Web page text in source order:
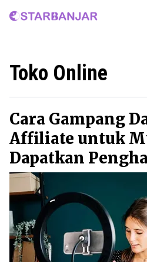
Home
Toko Online
Cara Gampang
Affiliate untuk
Dapatkan